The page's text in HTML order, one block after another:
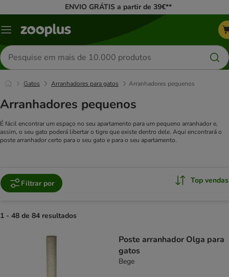
ENVIO GRÁTIS a partir de 39€**
Menu
Pesquisar
produtos
Gatos Arranhadores para gatos Arranhadores pequenos
Arranhadores pequenos
É fácil encontrar um espaço no seu apartamento para um pequeno arranhador e,
assim, o seu gato poderá libertar o tigre que existe dentro dele. Aqui encontrará o
poste arranhador certo para o seu gato e para o seu apartamento.
Filtrar por Top vendas
1 - 48 de 84 resultados
Poste arranhador Olga para
gatos
Bege